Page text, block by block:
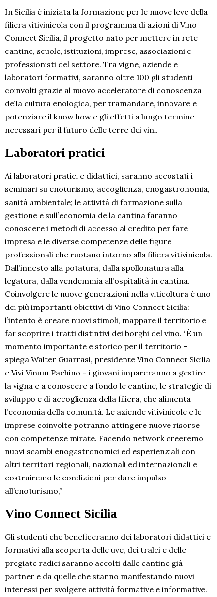
In Sicilia è iniziata la formazione per le nuove leve della
filiera vitivinicola con il programma di azioni di Vino
Connect Sicilia, il progetto nato per mettere in rete
cantine, scuole, istituzioni, imprese, associazioni e
professionisti del settore. Tra vigne, aziende e
laboratori formativi, saranno oltre 100 gli studenti
coinvolti grazie al nuovo acceleratore di conoscenza
della cultura enologica, per tramandare, innovare e
potenziare il know how e gli effetti a lungo termine
necessari per il futuro delle terre dei vini.
Laboratori pratici
Ai laboratori pratici e didattici, saranno accostati i
seminari su enoturismo, accoglienza, enogastronomia,
sanità ambientale; le attività di formazione sulla
gestione e sull’economia della cantina faranno
conoscere i metodi di accesso al credito per fare
impresa e le diverse competenze delle figure
professionali che ruotano intorno alla filiera vitivinicola.
Dall’innesto alla potatura, dalla spollonatura alla
legatura, dalla vendemmia all’ospitalità in cantina.
Coinvolgere le nuove generazioni nella viticoltura è uno
dei più importanti obiettivi di Vino Connect Sicilia:
l’intento è creare nuovi stimoli, mappare il territorio e
far scoprire i tratti distintivi dei borghi del vino. “È un
momento importante e storico per il territorio –
spiega Walter Guarrasi, presidente Vino Connect Sicilia
e Vivi Vinum Pachino – i giovani impareranno a gestire
la vigna e a conoscere a fondo le cantine, le strategie di
sviluppo e di accoglienza della filiera, che alimenta
l’economia della comunità. Le aziende vitivinicole e le
imprese coinvolte potranno attingere nuove risorse
con competenze mirate. Facendo network creeremo
nuovi scambi enogastronomici ed esperienziali con
altri territori regionali, nazionali ed internazionali e
costruiremo le condizioni per dare impulso
all’enoturismo,”
Vino Connect Sicilia
Gli studenti che beneficeranno dei laboratori didattici e
formativi alla scoperta delle uve, dei tralci e delle
pregiate radici saranno accolti dalle cantine già
partner e da quelle che stanno manifestando nuovi
interessi per svolgere attività formative e informative.